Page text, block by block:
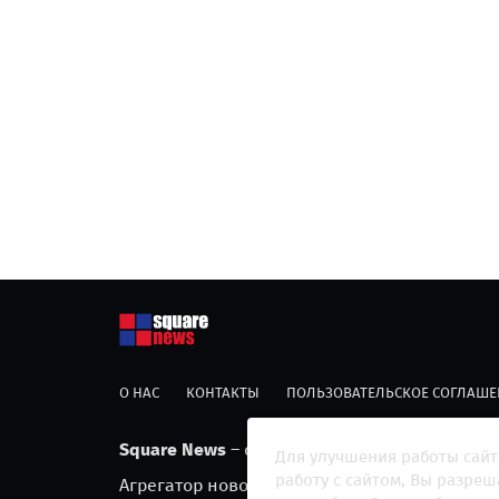
О НАС КОНТАКТЫ ПОЛЬЗОВАТЕЛЬСКОЕ
Square News – современный
Агрегатор новостей «Square news» (18+)
Для улучшения работы
работу с сайтом, Вы